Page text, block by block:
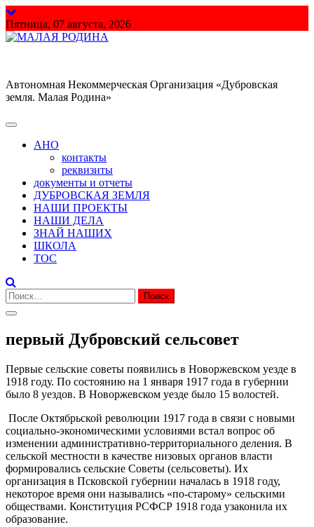
Перейти
к
содержимому
Пятница, 07 августа, 2026
Автономная Некоммерческая Организация «Дубровская
земля. Малая Родина»
АНО
контакты
реквизиты
документы и отчеты
ДУБРОВСКАЯ ЗЕМЛЯ
НАШИ ПРОЕКТЫ
НАШИ ДЕЛА
ЗНАЙ НАШИХ
ШКОЛА
ТОС
Найти:
первый Дубровский сельсовет
Первые сельские советы появились в Новоржевском уезде в
1918 году. По состоянию на 1 января 1917 года в губернии
было 8 уездов. В Новоржевском уезде было 15 волостей.
После Октябрьской революции 1917 года в связи с новыми
социально-экономическими условиями встал вопрос об
изменении административно-территориального деления. В
сельской местности в качестве низовых органов власти
формировались сельские Советы (сельсоветы). Их
организация в Псковской губернии началась в 1918 году,
некоторое время они назывались «по-старому» сельскими
обществами. Конституция РСФСР 1918 года узаконила их
образование.